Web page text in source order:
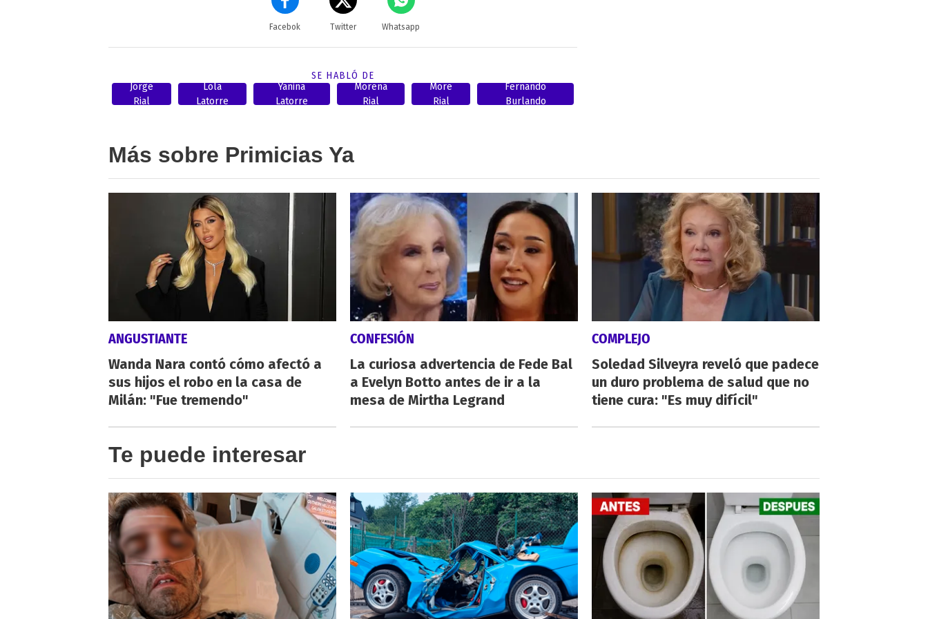
Facebok Twitter Whatsapp
SE HABLÓ DE
Jorge
Rial
Lola
Latorre
Yanina
Latorre
Morena
Rial
More
Rial
Fernando
Burlando
Más sobre Primicias Ya
ANGUSTIANTE
Wanda Nara contó cómo afectó a
sus hijos el robo en la casa de
Milán: "Fue tremendo"
CONFESIÓN
La curiosa advertencia de Fede Bal
a Evelyn Botto antes de ir a la
mesa de Mirtha Legrand
COMPLEJO
Soledad Silveyra reveló que padece
un duro problema de salud que no
tiene cura: "Es muy difícil"
Te puede interesar